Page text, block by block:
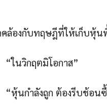
ล้องกับทฤษฎีที่ให้เก็บหุ้น
“ในวิกฤตมิโอกาส”
“หุ้นกำลังถูก ต้องรีบช้อน